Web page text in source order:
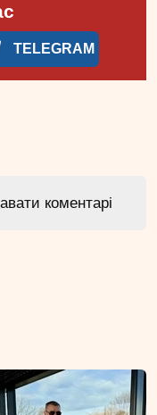
TELEGRAM
коментарі